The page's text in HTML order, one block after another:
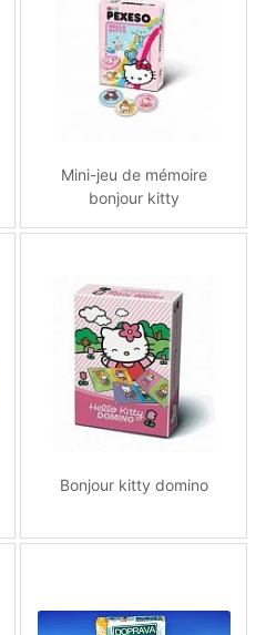
Mini-jeu de mémoire
bonjour kitty
Bonjour kitty domino